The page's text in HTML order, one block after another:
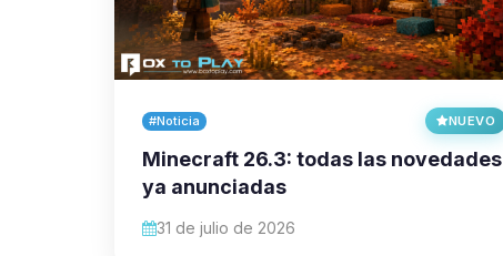
#Noticia NUEVO
Minecraft 26.3: todas las novedades
ya anunciadas
31 de julio de 2026